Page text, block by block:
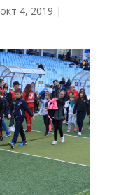
окт 4, 2019 |